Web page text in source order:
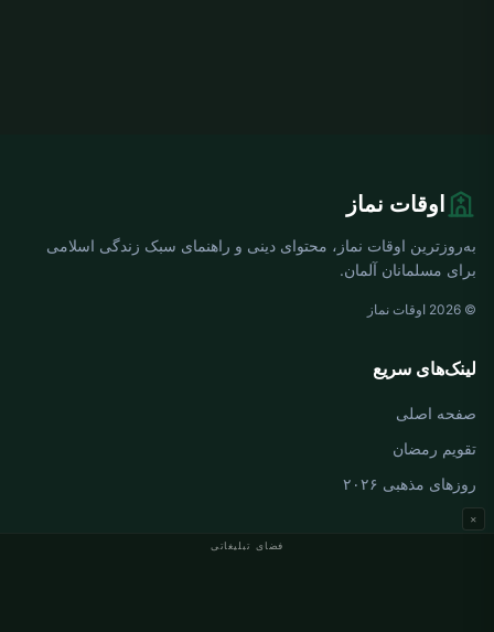
فضای تبلیغاتی
×
اوقات نماز
به‌روزترین اوقات نماز، محتوای دینی و راهنمای سبک زندگی اسلامی
برای مسلمانان آلمان.
© 2026 اوقات نماز
لینک‌های سریع
صفحه اصلی
تقویم رمضان
روزهای مذهبی ۲۰۲۶